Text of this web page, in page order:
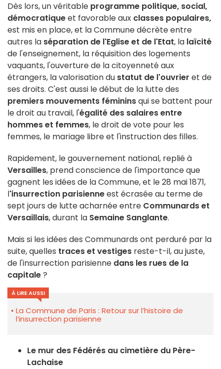
Dès lors, un véritable programme politique, social,
démocratiqueet favorable aux classes populaires,
est mis en place, et la Commune décrète entre
autres la séparation de l'Eglise et de l'Etat, la laïcité
de l'enseignement, la réquisition des logements
vaquants, l'ouverture de la citoyenneté aux
étrangers, la valorisation du statut de l'ouvrier et de
ses droits. C'est aussi le début de la lutte des
premiers mouvements fémininsqui se battent pour
le droit au travail, l'égalité des salaires entre
hommes et femmes, le droit de vote pour les
femmes, le mariage libre et l'instruction des filles.
Rapidement, le gouvernement national, replié à
Versailles, prend conscience de l'importance que
gagnent les idées de la Commune, et le 28 mai 1871,
l'insurrection parisienneest écrasée au terme de
sept jours de lutte acharnée entre Communards et
Versaillais, durant la Semaine Sanglante.
Mais si les idées des Communards ont perduré par la
suite, quelles traces et vestiges reste-t-il, au juste,
de l'insurrection parisienne dans les rues de la
capitale?
À LIRE AUSSI
La Commune de Paris : Retour sur l’histoire de
l’insurrection parisienne
Le mur des Fédérés au cimetière du Père-
Lachaise